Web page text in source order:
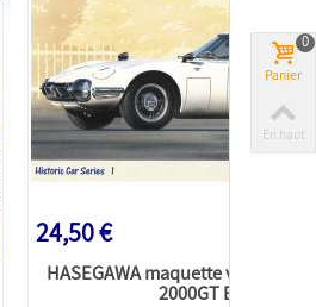
24,50 €
HASEGAWA maquette voiture
2000GT Early...
Panier
0
En haut